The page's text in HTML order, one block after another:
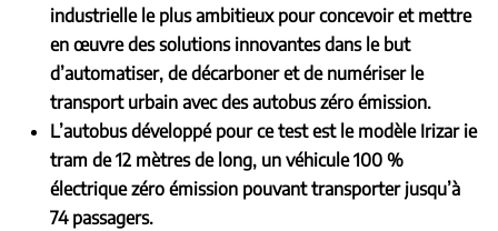
industrielle le plus ambitieux pour concevoir et mettre
en œuvre des solutions innovantes dans le but
d’automatiser, de décarboner et de numériser le
transport urbain avec des autobus zéro émission.
L’autobus développé pour ce test est le modèle Irizar ie
tram de 12 mètres de long, un véhicule 100 %
électrique zéro émission pouvant transporter jusqu’à
74 passagers.